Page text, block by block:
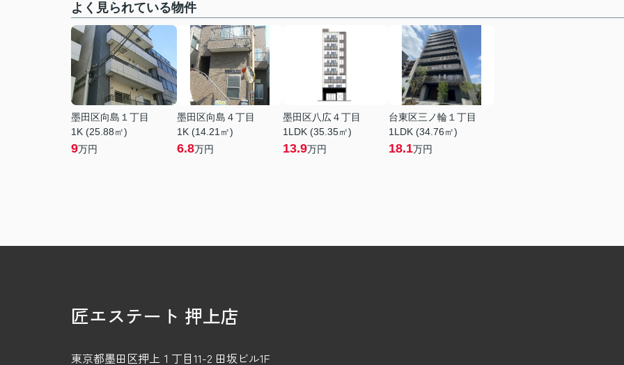
よく見られている物件
墨田区向島１丁目
1K (25.88㎡)
9万円
墨田区向島４丁目
1K (14.21㎡)
6.8万円
墨田区八広４丁目
1LDK (35.35㎡)
13.9万円
台東区三ノ輪１丁目
1LDK (34.76㎡)
18.1万円
匠エステート 押上店
東京都墨田区押上１丁目11-2 田坂ビル1F